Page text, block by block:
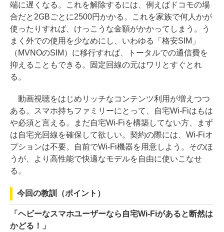
端に遅くなる。これを解除するには、例えばドコモの場
合だと2GBごとに2500円かかる。これを家族で何人かが
使ったりすれば、けっこうな金額がかかってしまう。う
まく外での使用を少なめにし、いわゆる「格安SIM」
（MVNOのSIM）に移行すれば、トータルでの通信費を
抑えることもできる。固定回線の元はワリとすぐとれ
る。
動画視聴をはじめリッチなコンテンツ利用が増えつつ
ある。スマホ持ちファミリーにとって、自宅Wi-Fiはもは
や必須と言える。まだ自宅Wi-Fiを構築してない方、まず
は自宅光回線を確保して欲しい。契約の際には、Wi-Fiオ
プションは不要。自前でWi-Fi機器を用意しよう。そのほ
うが、より高性能で快適なモデルを自由に使いこなせ
る。
今回の教訓（ポイント）
「ヘビーなスマホユーザーなら自宅Wi-Fiがあると断然は
かどる！」